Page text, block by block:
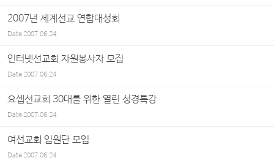
2007년 세계선교 연합대성회
Date2007.06.24
인터넷선교회 자원봉사자 모집
Date2007.06.24
요셉선교회 30대를 위한 열린 성경특강
Date2007.06.24
여선교회 임원단 모임
Date2007.06.24